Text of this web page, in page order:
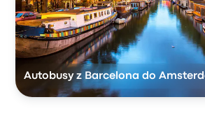
Autobusy z Barcelona do